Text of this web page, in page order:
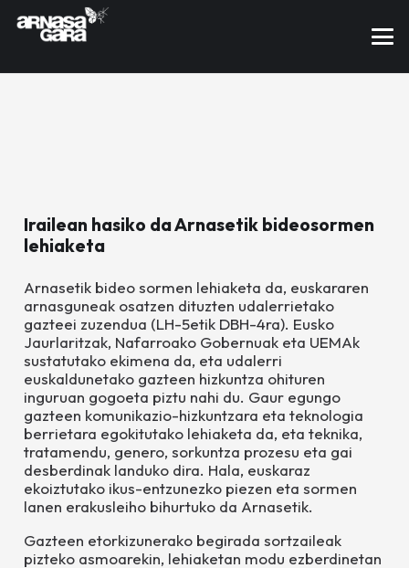
Irailean hasiko da Arnasetik bideosormen
lehiaketa
Arnasetik bideo sormen lehiaketa da, euskararen
arnasguneak osatzen dituzten udalerrietako
gazteei zuzendua (LH-5etik DBH-4ra). Eusko
Jaurlaritzak, Nafarroako Gobernuak eta UEMAk
sustatutako ekimena da, eta udalerri
euskaldunetako gazteen hizkuntza ohituren
inguruan gogoeta piztu nahi du. Gaur egungo
gazteen komunikazio-hizkuntzara eta teknologia
berrietara egokitutako lehiaketa da, eta teknika,
tratamendu, genero, sorkuntza prozesu eta gai
desberdinak landuko dira. Hala, euskaraz
ekoiztutako ikus-entzunezko piezen eta sormen
lanen erakusleiho bihurtuko da Arnasetik.
Gazteen etorkizunerako begirada sortzaileak
pizteko asmoarekin, lehiaketan modu ezberdinetan